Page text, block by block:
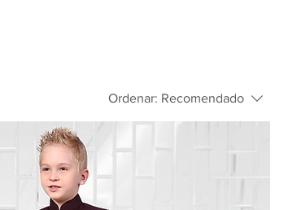
Ordenar: Recomendado